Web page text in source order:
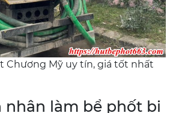
Chương Mỹ uy tín, giá tốt nhất
nhân làm bể phốt bị